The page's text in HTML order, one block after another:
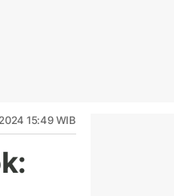
15:49 WIB